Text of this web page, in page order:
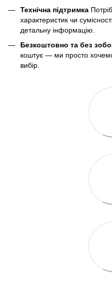
Технічна підтримка
характеристик чи
детальну інформацію.
Безкоштовно та без
коштує — ми просто
вибір.